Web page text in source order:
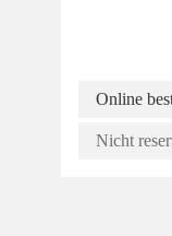
Online
Nicht